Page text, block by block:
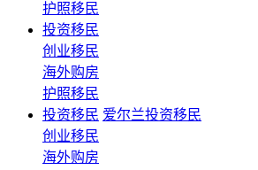
护照移民
投资移民
创业移民
海外购房
护照移民
投资移民 爱尔兰投资移民
创业移民
海外购房